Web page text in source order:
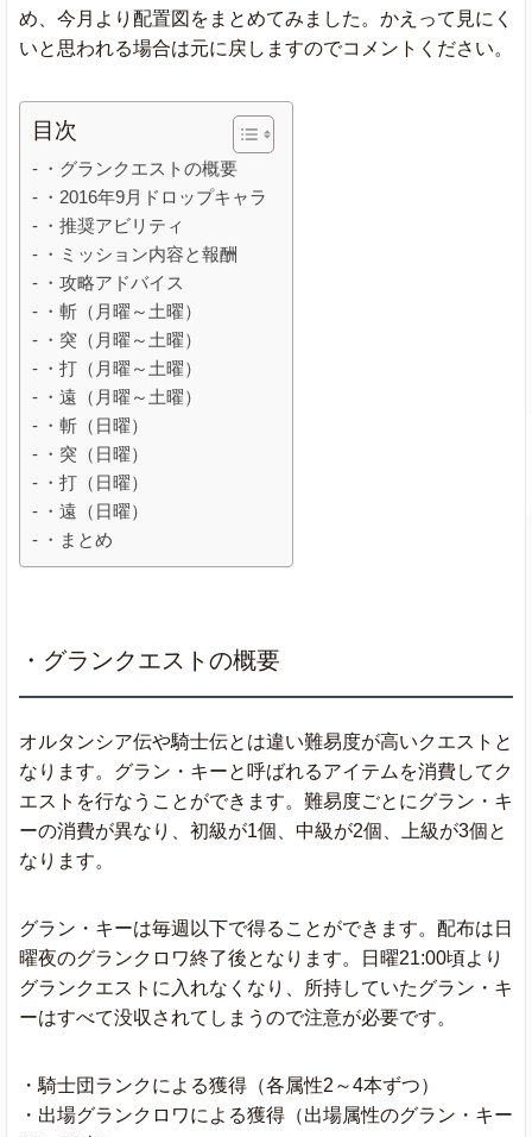
め、今月より配置図をまとめてみました。かえって見にく
いと思われる場合は元に戻しますのでコメントください。
目次
・グランクエストの概要
・2016年9月ドロップキャラ
・推奨アビリティ
・ミッション内容と報酬
・攻略アドバイス
・斬（月曜～土曜）
・突（月曜～土曜）
・打（月曜～土曜）
・遠（月曜～土曜）
・斬（日曜）
・突（日曜）
・打（日曜）
・遠（日曜）
・まとめ
・グランクエストの概要
オルタンシア伝や騎士伝とは違い難易度が高いクエストと
なります。グラン・キーと呼ばれるアイテムを消費してク
エストを行なうことができます。難易度ごとにグラン・キ
ーの消費が異なり、初級が1個、中級が2個、上級が3個と
なります。
グラン・キーは毎週以下で得ることができます。配布は日
曜夜のグランクロワ終了後となります。日曜21:00頃より
グランクエストに入れなくなり、所持していたグラン・キ
ーはすべて没収されてしまうので注意が必要です。
・騎士団ランクによる獲得（各属性2～4本ずつ）
・出場グランクロワによる獲得（出場属性のグラン・キー